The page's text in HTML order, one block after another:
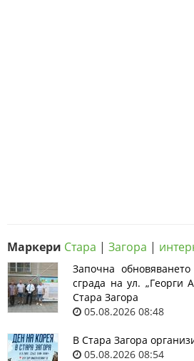
Маркери Стара | Загора |
Започна
сграда на ул.
Стара Загора
05.08.2026 08:48
В Стара Загора
05.08.2026 08:54